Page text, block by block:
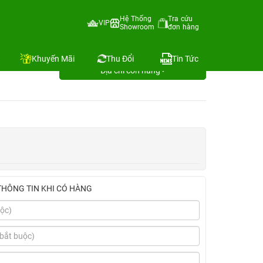
VIP
Hệ Thống
Showroom
Tra cứu
đơn hàng
Khuyến Mãi Thu Đổi Tin Tức
1 đổi 1 6
Địa chỉ còn hàng
TIN KHI CÓ HÀNG